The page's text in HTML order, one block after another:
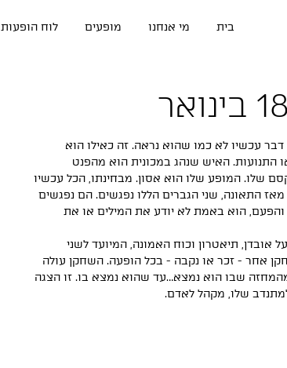
בית מי אנחנו מופעים לוח הופעות
עכשיו לא כמו שהוא נראה. זה כאילו הוא
התנועות. האיש שנהג במכונית הוא מהפנט
שלו. המופע שלו הוא אסון. מבחינתו, הכל עכשיו
התאונה, שני הגברים הללו נפגשים. הם נפגשים
הוא באמת לא יודע את המילים או את
אובדן, תיאטרון וכוח האמונה, המיועד לשני
אחר - זכר או נקבה - בכל הופעה. השחקן עולה
שבו הוא נמצא…עד שהוא נמצא בו. זו הצגה
שלו, מקהל לאדם.